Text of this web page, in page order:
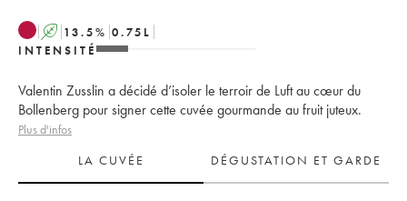
A 13.5% 0.75 L
INTENSITÉ
Valentin Zusslin a décidé d’isoler le terroir de Luft au cœur du
Bollenberg pour signer cette cuvée gourmande au fruit juteux.
Plus d'infos
LA CUVÉE
DÉGUSTATION ET GARDE